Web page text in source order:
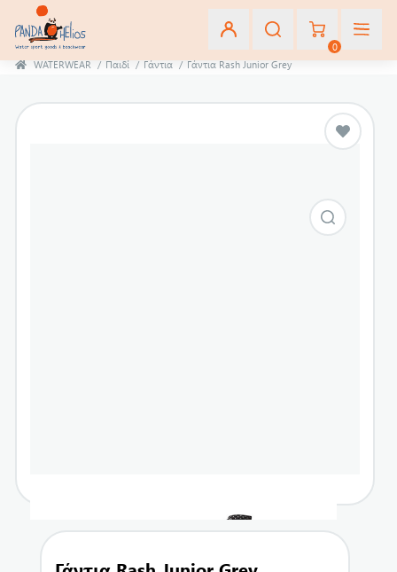
0
WATERWEAR / Παιδί / Γάντια / Γάντια Rash Junior Grey